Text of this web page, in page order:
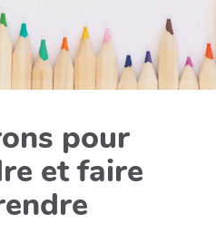
pour
et faire